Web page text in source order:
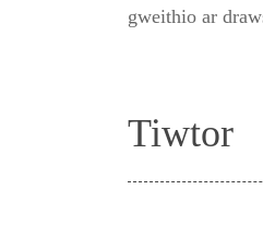
gweithio ar
Tiwtor